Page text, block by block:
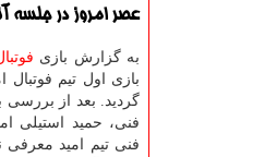
عصر امروز در جلسه
به گزارش بازی
بازی اول تیم فوتبال
گردید. بعد از
فنی، حمید استیلی
فنی تیم امید معرفی